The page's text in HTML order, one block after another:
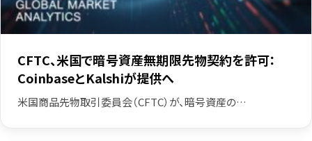
CFTC、米国で暗号資産無期限先物契約を許可：
CoinbaseとKalshiが提供へ
米国商品先物取引委員会（CFTC）が、暗号資産の…